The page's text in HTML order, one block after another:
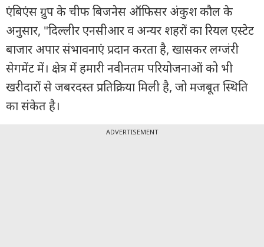
वीडियो
ट्रेंडिंग
बिजनेस
न्यूज
पर्सनल
फाइनेंस
एंबिएंस ग्रुप के चीफ बिजनेस ऑफिसर अंकुश कौल के
अनुसार, "दिल्लीर एनसीआर व अन्यर शहरों का रियल एस्टेट
बाजार अपार संभावनाएं प्रदान करता है, खासकर लग्जंरी
सेगमेंट में। क्षेत्र में हमारी नवीनतम परियोजनाओं को भी
खरीदारों से जबरदस्त प्रतिक्रिया मिली है, जो मजबूत स्थिति
का संकेत है।
ADVERTISEMENT